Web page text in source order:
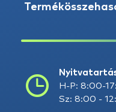
H-P: 8:00-
Sz: 8:00 -